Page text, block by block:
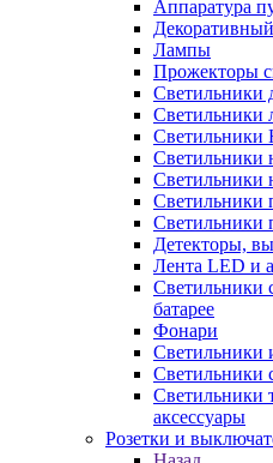
Аппаратура
Лампы
Прожекторы
Светильники
Светильники
Светильники
Светильники
Светильники
Светильники
Детекторы,
Лента LED и
Светильники
батарее
Фонари
Светильники
Светильники
Светильники
аксессуары
Розетки и